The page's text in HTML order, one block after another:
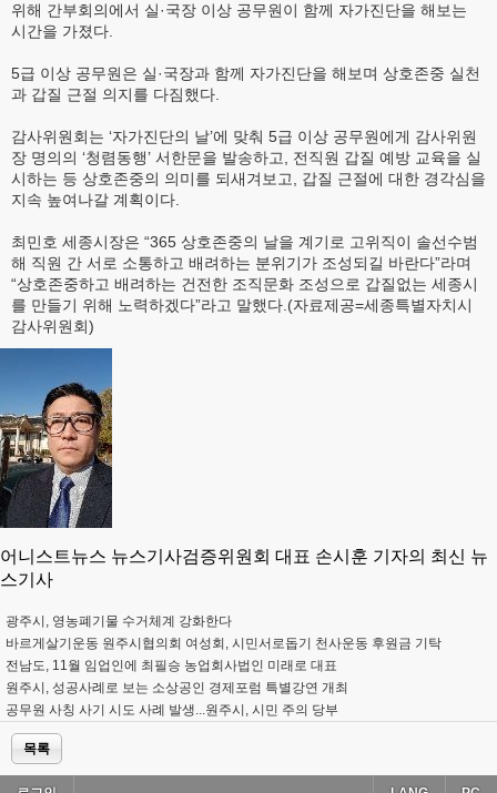
위해 간부회의에서 실·국장 이상 공무원이 함께 자가진단을 해보는
시간을 가졌다.
5급 이상 공무원은 실·국장과 함께 자가진단을 해보며 상호존중 실천
과 갑질 근절 의지를 다짐했다.
감사위원회는 ‘자가진단의 날’에 맞춰 5급 이상 공무원에게 감사위원
장 명의의 ‘청렴동행’ 서한문을 발송하고, 전직원 갑질 예방 교육을 실
시하는 등 상호존중의 의미를 되새겨보고, 갑질 근절에 대한 경각심을
지속 높여나갈 계획이다.
최민호 세종시장은 “365 상호존중의 날을 계기로 고위직이 솔선수범
해 직원 간 서로 소통하고 배려하는 분위기가 조성되길 바란다”라며
“상호존중하고 배려하는 건전한 조직문화 조성으로 갑질없는 세종시
를 만들기 위해 노력하겠다”라고 말했다.(자료제공=세종특별자치시
감사위원회)
어니스트뉴스 뉴스기사검증위원회 대표 손시훈 기자의 최신 뉴
스기사
광주시, 영농폐기물 수거체계 강화한다
바르게살기운동 원주시협의회 여성회, 시민서로돕기 천사운동 후원금 기탁
전남도, 11월 임업인에 최필승 농업회사법인 미래로 대표
원주시, 성공사례로 보는 소상공인 경제포럼 특별강연 개최
공무원 사칭 사기 시도 사례 발생...원주시, 시민 주의 당부
목록